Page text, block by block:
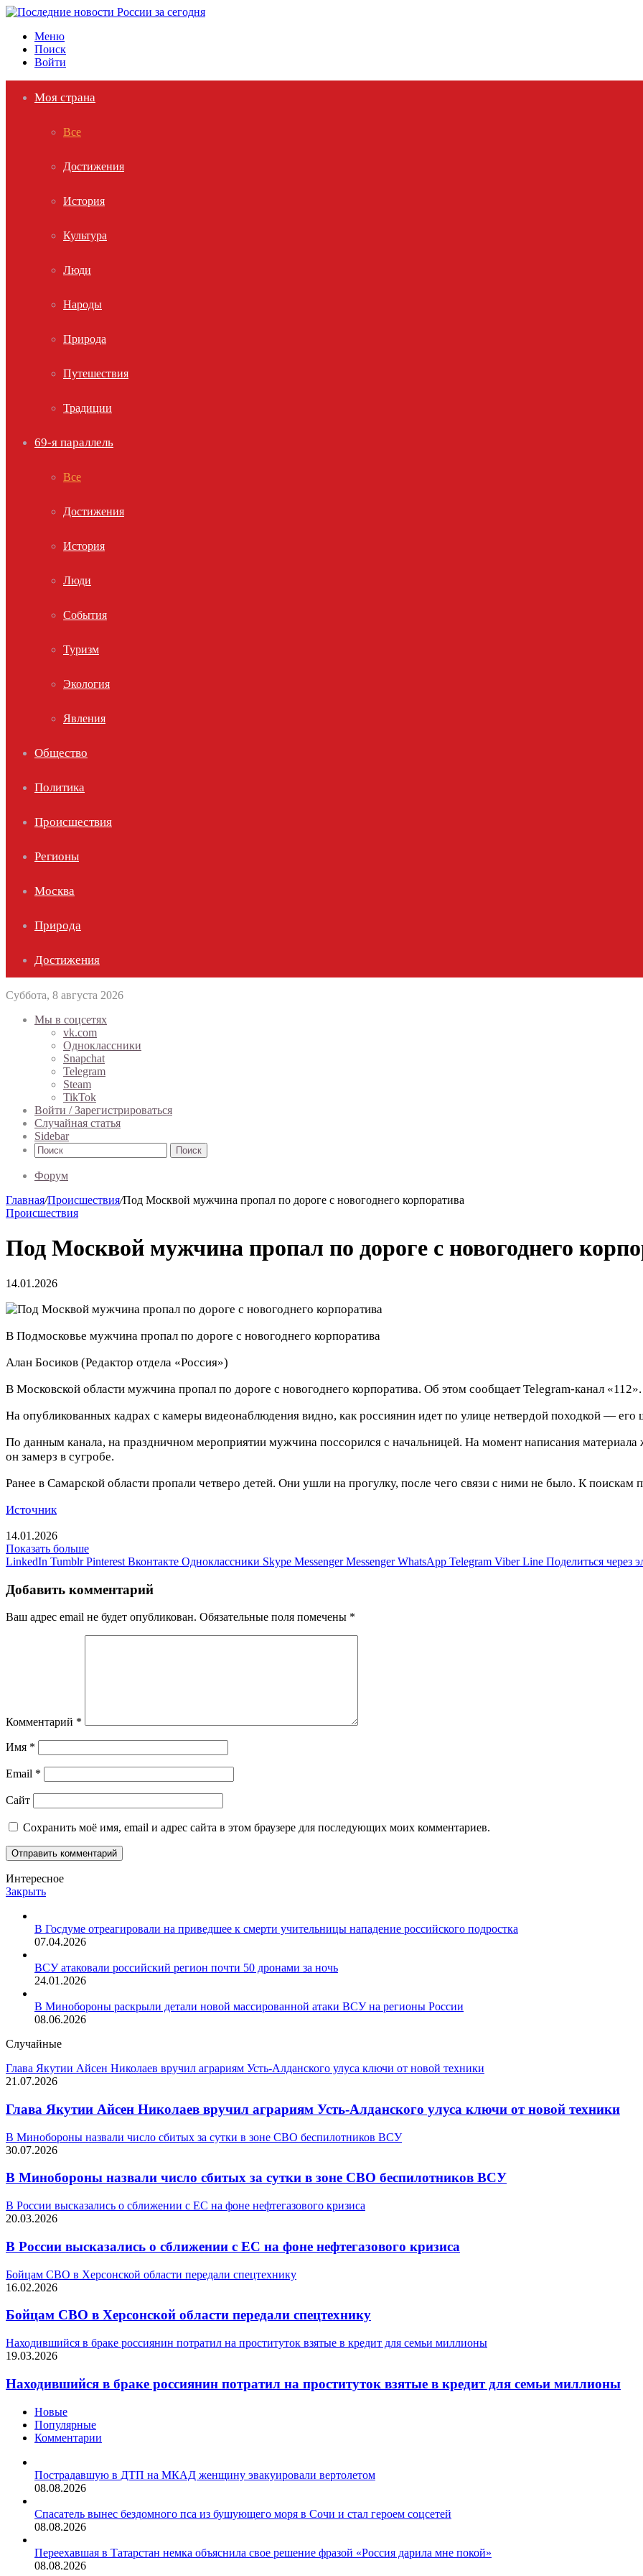
Меню
Поиск
Войти
Моя страна
Все
Достижения
История
Культура
Люди
Народы
Природа
Путешествия
Традиции
69-я параллель
Все
Достижения
История
Люди
События
Туризм
Экология
Явления
Общество
Политика
Происшествия
Регионы
Москва
Природа
Достижения
Суббота, 8 августа 2026
Мы в соцсетях
vk.com
Одноклассники
Snapchat
Telegram
Steam
TikTok
Войти / Зарегистрироваться
Случайная статья
Sidebar
Поиск
Форум
Главная/Происшествия/Под Москвой мужчина пропал по дороге с новогоднего корпоратива
Происшествия
Под Москвой мужчина пропал по дороге с новогоднего
14.01.2026
В Подмосковье мужчина пропал по дороге с новогоднего корпоратива
Алан Босиков (Редактор отдела «Россия»)
В Московской области мужчина пропал по дороге с новогоднего корпоратива. Об этом сообщает Telegram-канал «112».
На опубликованных кадрах с камеры видеонаблюдения видно, как россиянин идет по улице нетвердой походкой — его
По данным канала, на праздничном мероприятии мужчина поссорился с начальницей. На момент написания
он замерз в сугробе.
Ранее в Самарской области пропали четверо детей. Они ушли на прогулку, после чего связи с ними не было. К поискам
Источник
14.01.2026
Показать больше
LinkedIn Tumblr Pinterest Вконтакте Одноклассники Skype Messenger Messenger WhatsApp Telegram Viber Line Поделиться через
Добавить комментарий
Ваш адрес email не будет опубликован. Обязательные поля помечены *
Комментарий *
Имя *
Email *
Сайт
Сохранить моё имя, email и адрес сайта в этом браузере для последующих моих комментариев.
Интересное
Закрыть
В Госдуме отреагировали на приведшее к смерти учительницы нападение российского подростка
07.04.2026
ВСУ атаковали российский регион почти 50 дронами за ночь
24.01.2026
В Минобороны раскрыли детали новой массированной атаки ВСУ на регионы России
08.06.2026
Случайные
Глава Якутии Айсен Николаев вручил аграриям Усть-Алданского улуса ключи от новой техники
21.07.2026
Глава Якутии Айсен Николаев вручил аграриям Усть-Алданского улуса ключи от новой техники
В Минобороны назвали число сбитых за сутки в зоне СВО беспилотников ВСУ
30.07.2026
В Минобороны назвали число сбитых за сутки в зоне СВО беспилотников ВСУ
В России высказались о сближении с ЕС на фоне нефтегазового кризиса
20.03.2026
В России высказались о сближении с ЕС на фоне нефтегазового кризиса
Бойцам СВО в Херсонской области передали спецтехнику
16.02.2026
Бойцам СВО в Херсонской области передали спецтехнику
Находившийся в браке россиянин потратил на проституток взятые в кредит для семьи миллионы
19.03.2026
Находившийся в браке россиянин потратил на проституток взятые в кредит для семьи миллионы
Новые
Популярные
Комментарии
Пострадавшую в ДТП на МКАД женщину эвакуировали вертолетом
08.08.2026
Спасатель вынес бездомного пса из бушующего моря в Сочи и стал героем соцсетей
08.08.2026
Переехавшая в Татарстан немка объяснила свое решение фразой «Россия дарила мне покой»
08.08.2026